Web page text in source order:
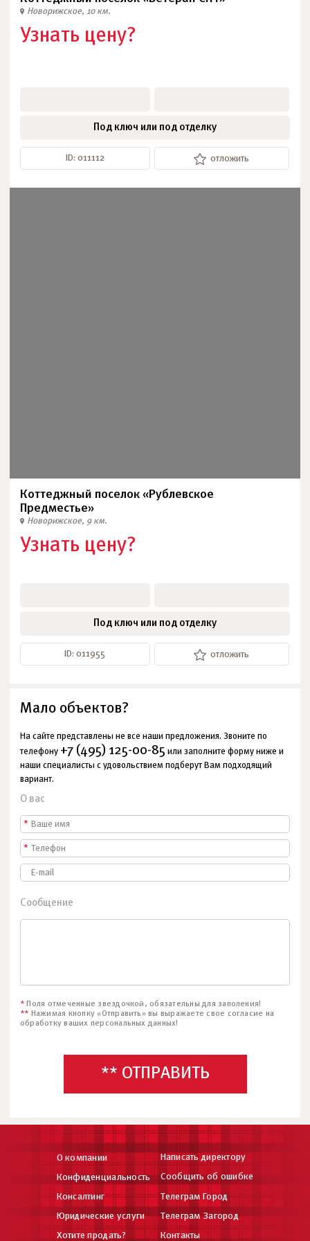
Новорижское, 10 км.
Узнать цену?
Под ключ или под отделку
ID: 011112 отложить
Коттеджный поселок «Рублевское
Предместье»
Новорижское, 9 км.
Узнать цену?
Под ключ или под отделку
ID: 011955 отложить
Мало объектов?
На сайте представлены не все наши предложения. Звоните по
телефону +7 (495) 125-00-85 или заполните форму ниже и
наши специалисты с удовольствием подберут Вам подходящий
вариант.
О вас
*
*
Сообщение
* Поля отмеченные звездочкой, обязательны для заполения!
** Нажимая кнопку «Отправить» вы выражаете свое согласие на
обработку ваших персональных данных!
** ОТПРАВИТЬ
О компании
Конфиденциальность
Консалтинг
Юридические услуги
Хотите продать?
Написать директору
Сообщить об ошибке
Телеграм Город
Телеграм Загород
Контакты